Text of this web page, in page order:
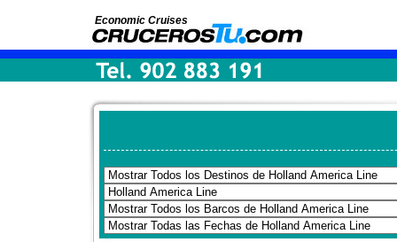
Economic Cruises